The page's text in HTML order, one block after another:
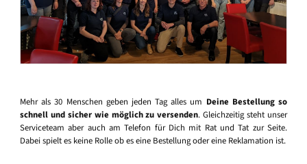
Mehr als 30 Menschen geben jeden Tag alles um Deine Bestellung so
schnell und sicher wie möglich zu versenden. Gleichzeitig steht unser
Serviceteam aber auch am Telefon für Dich mit Rat und Tat zur Seite.
Dabei spielt es keine Rolle ob es eine Bestellung oder eine Reklamation ist.